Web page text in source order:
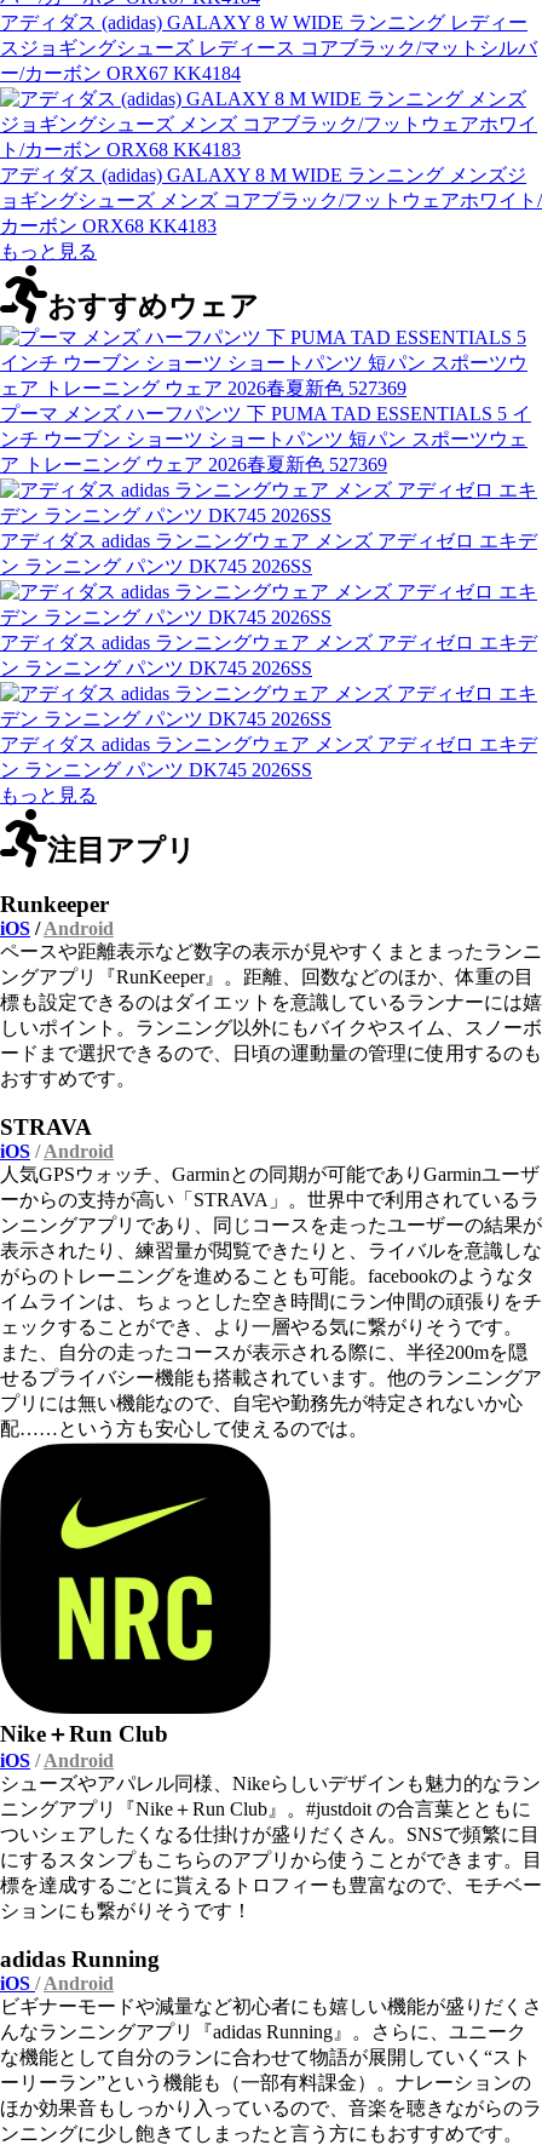
アディダス (adidas) GALAXY 8 W WIDE ランニング レディー
スジョギングシューズ レディース コアブラック/マットシルバ
ー/カーボン ORX67 KK4184
アディダス (adidas) GALAXY 8 M WIDE ランニング メンズジ
ョギングシューズ メンズ コアブラック/フットウェアホワイト/
カーボン ORX68 KK4183
もっと見る
おすすめウェア
プーマ メンズ ハーフパンツ 下 PUMA TAD ESSENTIALS 5 イ
ンチ ウーブン ショーツ ショートパンツ 短パン スポーツウェ
ア トレーニング ウェア 2026春夏新色 527369
アディダス adidas ランニングウェア メンズ アディゼロ エキデ
ン ランニング パンツ DK745 2026SS
アディダス adidas ランニングウェア メンズ アディゼロ エキデ
ン ランニング パンツ DK745 2026SS
アディダス adidas ランニングウェア メンズ アディゼロ エキデ
ン ランニング パンツ DK745 2026SS
もっと見る
注目アプリ
Runkeeper
iOS /Android
ペースや距離表示など数字の表示が見やすくまとまったランニ
ングアプリ『RunKeeper』。距離、回数などのほか、体重の目
標も設定できるのはダイエットを意識しているランナーには嬉
しいポイント。ランニング以外にもバイクやスイム、スノーボ
ードまで選択できるので、日頃の運動量の管理に使用するのも
おすすめです。
STRAVA
iOS /Android
人気GPSウォッチ、Garminとの同期が可能でありGarminユーザ
ーからの支持が高い「STRAVA」。世界中で利用されているラ
ンニングアプリであり、同じコースを走ったユーザーの結果が
表示されたり、練習量が閲覧できたりと、ライバルを意識しな
がらのトレーニングを進めることも可能。facebookのようなタ
イムラインは、ちょっとした空き時間にラン仲間の頑張りをチ
ェックすることができ、より一層やる気に繋がりそうです。
また、自分の走ったコースが表示される際に、半径200mを隠
せるプライバシー機能も搭載されています。他のランニングア
プリには無い機能なので、自宅や勤務先が特定されないか心
配……という方も安心して使えるのでは。
Nike＋Run Club
iOS /Android
シューズやアパレル同様、Nikeらしいデザインも魅力的なラン
ニングアプリ『Nike＋Run Club』。#justdoit の合言葉とともに
ついシェアしたくなる仕掛けが盛りだくさん。SNSで頻繁に目
にするスタンプもこちらのアプリから使うことができます。目
標を達成するごとに貰えるトロフィーも豊富なので、モチベー
ションにも繋がりそうです！
adidas Running
iOS /Android
ビギナーモードや減量など初心者にも嬉しい機能が盛りだくさ
んなランニングアプリ『adidas Running』。さらに、ユニーク
な機能として自分のランに合わせて物語が展開していく“スト
ーリーラン”という機能も（一部有料課金）。ナレーションの
ほか効果音もしっかり入っているので、音楽を聴きながらのラ
ンニングに少し飽きてしまったと言う方にもおすすめです。